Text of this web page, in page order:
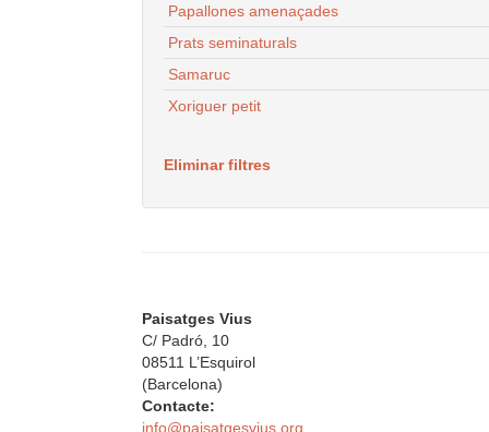
Papallones amenaçades
Prats seminaturals
Samaruc
Xoriguer petit
Eliminar filtres
Paisatges Vius
C/ Padró, 10
08511 L’Esquirol
(Barcelona)
Contacte:
info@paisatgesvius.org